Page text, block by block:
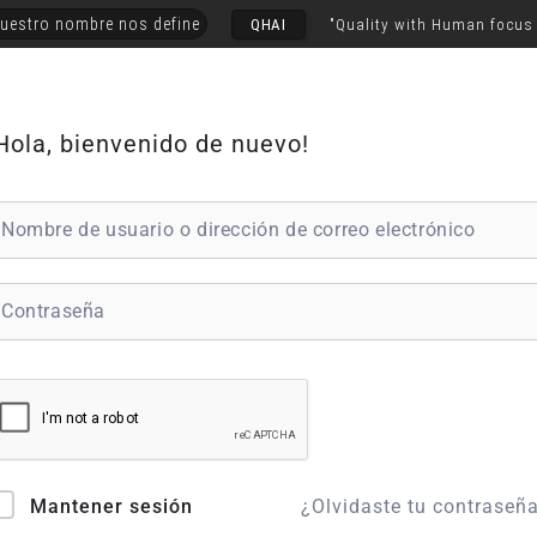
nombre nos define QHAI "Quality with Human focus
bienvenido de nuevo!
Mantener sesión ¿Olvidaste tu